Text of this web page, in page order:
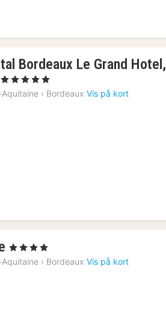
Bordeaux Le Grand Hotel,
1
nat
, 5 Stjerner
› Bordeaux Vis på kort
1
nat
, 4 Stjerner
› Bordeaux Vis på kort